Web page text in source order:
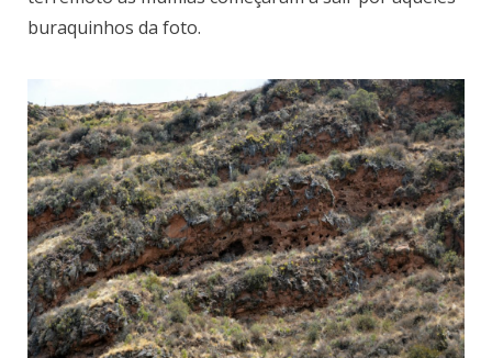
buraquinhos da foto.